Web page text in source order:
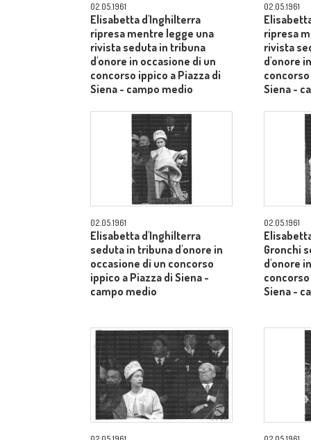
02.05.1961
Elisabetta d'Inghilterra
ripresa mentre legge una
rivista seduta in tribuna
d'onore in occasione di un
concorso ippico a Piazza di
Siena - campo medio
02.05.1961
ripresa
rivista
d'onore
Siena -
02.05.1961
Elisabetta d'Inghilterra
seduta in tribuna d'onore in
occasione di un concorso
ippico a Piazza di Siena -
campo medio
02.05.1961
Gronchi
d'onore
Siena -